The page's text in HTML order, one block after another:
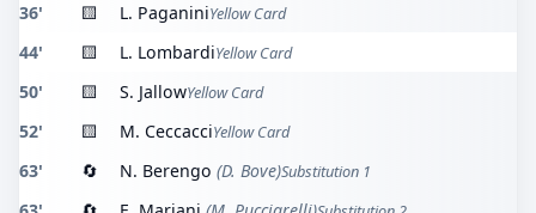
36' 🟨 L. PaganiniYellow Card
44' 🟨 L. LombardiYellow Card
50' 🟨 S. JallowYellow Card
52' 🟨 M. CeccacciYellow Card
63' 🔄 N. Berengo (D. Bove)Substitution 1